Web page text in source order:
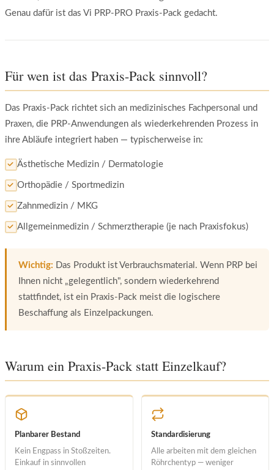
Genau dafür ist das Vi PRP-PRO Praxis-Pack gedacht.
Für wen ist das Praxis-Pack sinnvoll?
Das Praxis-Pack richtet sich an medizinisches Fachpersonal und
Praxen, die PRP-Anwendungen als wiederkehrenden Prozess in
ihre Abläufe integriert haben — typischerweise in:
Ästhetische Medizin / Dermatologie
Orthopädie / Sportmedizin
Zahnmedizin / MKG
Allgemeinmedizin / Schmerztherapie (je nach Praxisfokus)
Wichtig: Das Produkt ist Verbrauchsmaterial. Wenn PRP bei
Ihnen nicht „gelegentlich", sondern wiederkehrend
stattfindet, ist ein Praxis-Pack meist die logischere
Beschaffung als Einzelpackungen.
Warum ein Praxis-Pack statt Einzelkauf?
Planbarer Bestand
Kein Engpass in Stoßzeiten.
Einkauf in sinnvollen
Standardisierung
Alle arbeiten mit dem gleichen
Röhrchentyp — weniger